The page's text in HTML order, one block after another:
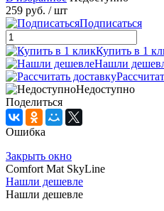
259 руб. / шт
Подписаться
Купить в 1
Нашли
Недоступно
Поделиться
Ошибка
Закрыть окно
Comfort Mat SkyLine
Нашли дешевле
Нашли дешевле